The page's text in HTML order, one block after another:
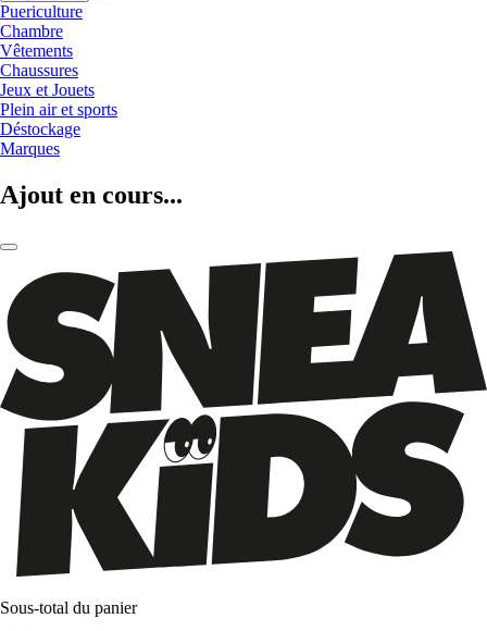
Puericulture
Chambre
Vêtements
Chaussures
Jeux et Jouets
Plein air et sports
Déstockage
Marques
Ajout en cours...
Sous-total du panier